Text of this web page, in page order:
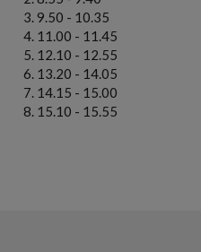
9.50 - 10.35
11.00 - 11.45
12.10 - 12.55
13.20 - 14.05
14.15 - 15.00
15.10 - 15.55